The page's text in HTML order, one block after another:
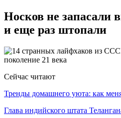
Носков не
и еще раз штопали
Сейчас читают
Тренды домашнего уюта: как
Глава индийского штата